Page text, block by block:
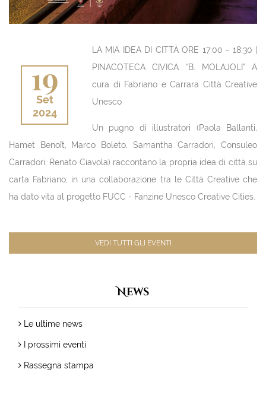
19
Set
2024
LA MIA IDEA DI CITTÀ ORE 17:00 - 18:30 |
PINACOTECA CIVICA “B. MOLAJOLI” A
cura di Fabriano e Carrara Città Creative
Unesco
Un pugno di illustratori (Paola Ballanti,
Hamet Benoît, Marco Boleto, Samantha Carradori, Consuleo
Carradori, Renato Ciavola) raccontano la propria idea di città su
carta Fabriano, in una collaborazione tra le Città Creative che
ha dato vita al progetto FUCC - Fanzine Unesco Creative Cities.
VEDI TUTTI GLI EVENTI
News
Le ultime news
I prossimi eventi
Rassegna stampa